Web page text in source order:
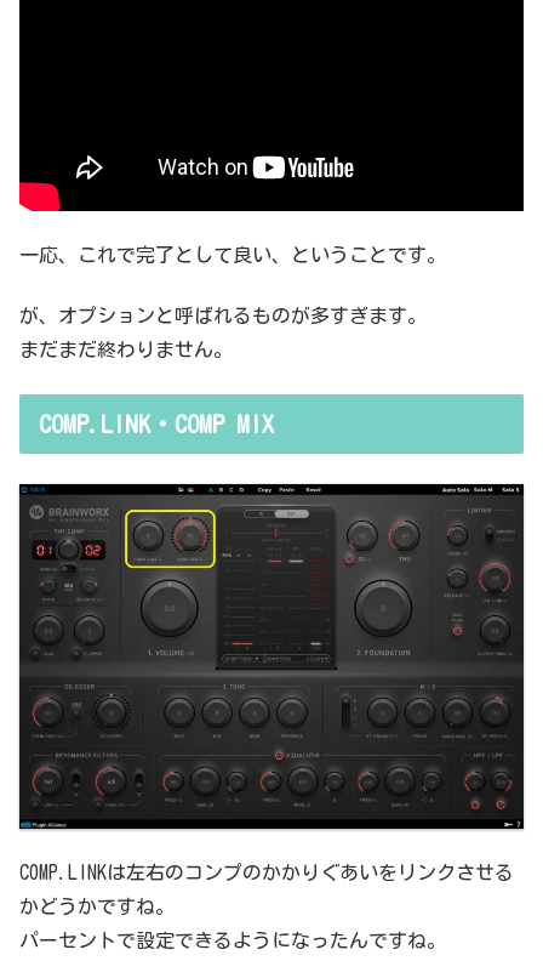
一応、これで完了として良い、ということです。
が、オプションと呼ばれるものが多すぎます。
まだまだ終わりません。
COMP.LINK・COMP MIX
COMP.LINKは左右のコンプのかかりぐあいをリンクさせる
かどうかですね。
パーセントで設定できるようになったんですね。